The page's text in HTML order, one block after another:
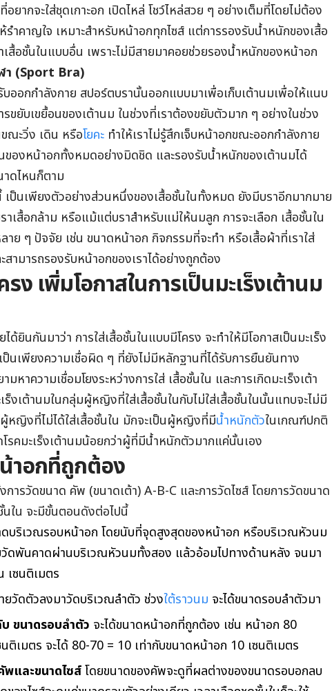
อยากจะใส่ชุดเกาะอก เปิดไหล่ โชว์ไหล่สวย ๆ อย่างเต็มที่โดยไม่ต้อง
รำคาญใจ เหมาะสำหรับหน้าอกทุกไซส์ แต่การรองรับน้ำหนักของเสื้อ
เสื้อชั้นในแบบอื่น เพราะไม่มีสายมาคอยช่วยรองน้ำหนักของหน้าอก
า (Sport Bra)
ออกกำลังกาย สปอร์ตบรานั้นออกแบบมาเพื่อเก็บเต้านมเพื่อให้แนบ
ยับเขยื้อนของเต้านม ในช่วงที่เราต้องขยับตัวมาก ๆ อย่างในช่วง
ณะวิ่ง เดิน หรือโยคะ ทำให้เราไม่รู้สึกเจ็บหน้าอกขณะออกกำลังกาย
องหน้าอกทั้งหมดอย่างมิดชิด และรองรับน้ำหนักของเต้านมได้
าดไหนก็ตาม
เป็นเพียงตัวอย่างส่วนหนึ่งของเสื้อชั้นในทั้งหมด ยังมีบราอีกมากมาย
เสื้อกล้าม หรือแม้แต่บราสำหรับแม่ให้นมลูก การจะเลือก เสื้อชั้นใน
าย ๆ ปัจจัย เช่น ขนาดหน้าอก กิจกรรมที่จะทำ หรือเสื้อผ้าที่เราใส่
สามารถรองรับหน้าอกของเราได้อย่างถูกต้อง
ง เพิ่มโอกาสในการเป็นมะเร็งเต้านม
ได้ยินกันมาว่า การใส่เสื้อชั้นในแบบมีโครง จะทำให้มีโอกาสเป็นมะเร็ง
ป็นเพียงความเชื่อผิด ๆ ที่ยังไม่มีหลักฐานที่ได้รับการยืนยันทาง
าความเชื่อมโยงระหว่างการใส่ เสื้อชั้นใน และการเกิดมะเร็งเต้า
งเต้านมในกลุ่มผู้หญิงที่ใส่เสื้อชั้นในกับไม่ใส่เสื้อชั้นในนั้นแทบจะไม่มี
หญิงที่ไม่ได้ใส่เสื้อชั้นใน มักจะเป็นผู้หญิงที่มีน้ำหนักตัวในเกณฑ์ปกติ
โรคมะเร็งเต้านมน้อยกว่าผู้ที่มีน้ำหนักตัวมากแค่นั้นเอง
าอกที่ถูกต้อง
ารวัดขนาด คัพ (ขนาดเต้า) A-B-C และการวัดไซส์ โดยการวัดขนาด
ใน จะมีขั้นตอนดังต่อไปนี้
บริเวณรอบหน้าอก โดยนับที่จุดสูงสุดของหน้าอก หรือบริเวณหัวนม
วัดพันคาดผ่านบริเวณหัวนมทั้งสอง แล้วอ้อมไปทางด้านหลัง จนมา
เซนติเมตร
ยวัดตัวลงมาวัดบริเวณลำตัว ช่วงใต้ราวนม จะได้ขนาดรอบลำตัวมา
ขนาดรอบลำตัว จะได้ขนาดหน้าอกที่ถูกต้อง เช่น หน้าอก 80
ติเมตร จะได้ 80-70 = 10 เท่ากับขนาดหน้าอก 10 เซนติเมตร
พและขนาดไซส์โดยขนาดของคัพจะดูที่ผลต่างของขนาดรอบอกลบ